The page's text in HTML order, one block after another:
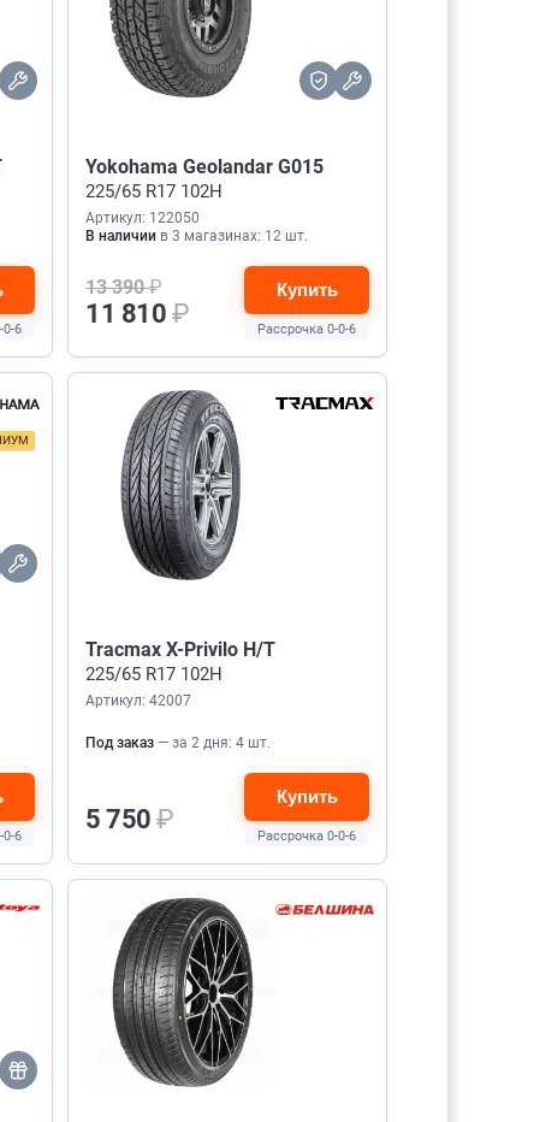
0-6
Yokohama Geolandar G015
225/65 R17 102H
Артикул: 122050
В наличии в 3 магазинах: 12 шт.
13 390₽
11 810 ₽
Купить
Рассрочка 0-0-6
0-6
Tracmax X-Privilo H/T
225/65 R17 102H
Артикул: 42007
Под заказ — за 2 дня: 4 шт.
5 750₽
Купить
Рассрочка 0-0-6